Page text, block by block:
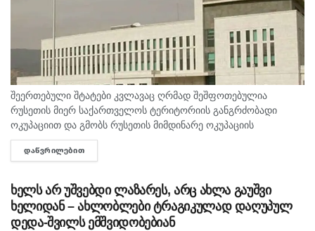
შეერთებული შტატები კვლავაც ღრმად შეშფოთებულია
რუსეთის მიერ საქართველოს ტერიტორიის განგრძობადი
ოკუპაციით და გმობს რუსეთის მიმდინარე ოკუპაციის
პირობებში მომხდარ მკვლელობებს, გატაცებებსა და სხვა
სახის ძალადობა, - ამ განცხადებით აშშ-ს საელჩო
ᲓᲐᲬᲕᲠᲘᲚᲔᲑᲘᲗ
ხელს არ უშვებდი ლაზარეს, არც ახლა გაუშვი
ხელიდან – ახლობლები ტრაგიკულად დაღუპულ
დედა-შვილს ემშვიდობებიან